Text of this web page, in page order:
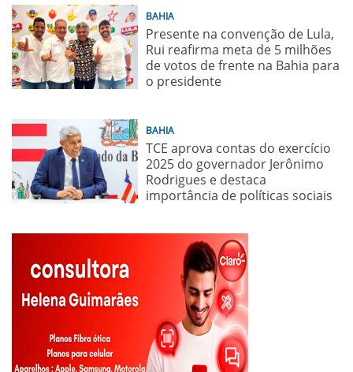
BAHIA
Presente na convenção de Lula,
Rui reafirma meta de 5 milhões
de votos de frente na Bahia para
o presidente
BAHIA
TCE aprova contas do exercício
2025 do governador Jerônimo
Rodrigues e destaca
importância de políticas sociais